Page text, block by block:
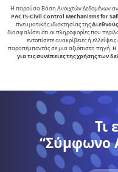
Η παρούσα Βάση Ανοιχτών Δεδομένων
PACTS-Civil Control Mechanisms for
πνευµατικής ιδιοκτησίας της
διασφαλίσει ότι οι πληροφορίες που
εντοπίσετε ανακρίβειες ή
παραπέμποντάς σε μια αξιόπιστη πηγή.Η
για τις συνέπειες της χρήσης των
Τι
“Σύμφωνο